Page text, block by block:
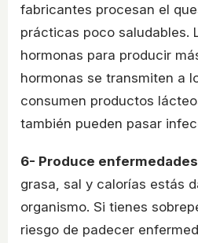
fabricantes procesan el
prácticas poco saludables.
hormonas para producir
hormonas se transmiten a
consumen productos
también pueden pasar
6- Produce
grasa, sal y calorías estás
organismo. Si tienes
riesgo de padecer